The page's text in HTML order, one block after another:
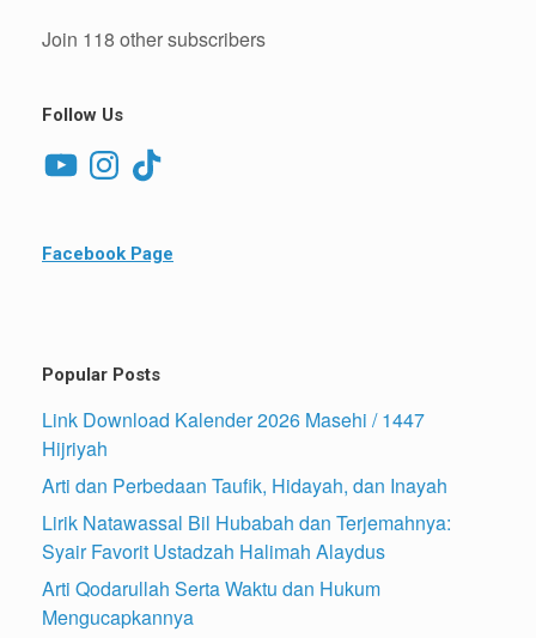
Join 118 other subscribers
Follow Us
YouTubeInstagram
TikTok
Facebook Page
Popular Posts
Link Download Kalender 2026 Masehi / 1447
Hijriyah
Arti dan Perbedaan Taufik, Hidayah, dan Inayah
Lirik Natawassal Bil Hubabah dan Terjemahnya:
Syair Favorit Ustadzah Halimah Alaydus
Arti Qodarullah Serta Waktu dan Hukum
Mengucapkannya